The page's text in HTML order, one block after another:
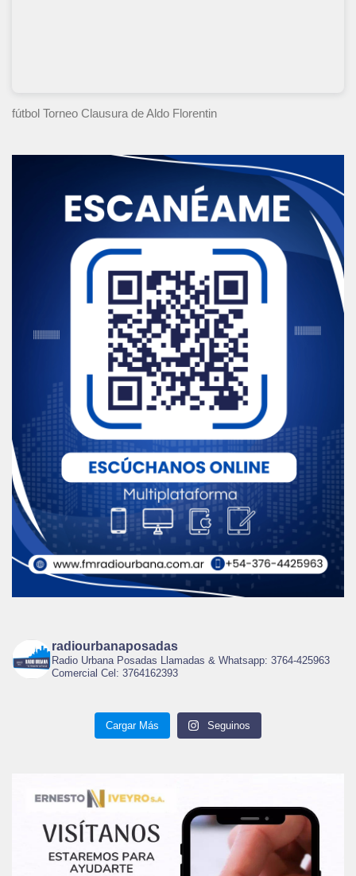
fútbol Torneo Clausura de Aldo Florentin
radiourbanaposadas
Radio Urbana Posadas Llamadas & Whatsapp: 3764-425963
Comercial Cel: 3764162393
Cargar Más Seguinos